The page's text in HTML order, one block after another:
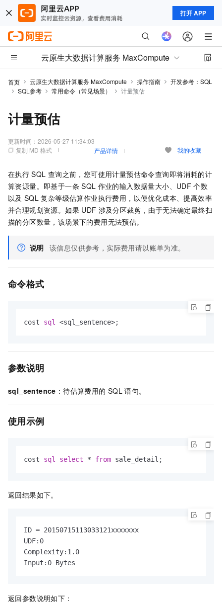
打开 APP
云原生大数据计算服务 MaxCompute
首页 云原生大数据计算服务 MaxCompute 操作指南
开发参考：SQL
SQL参考
常用命令（常见场景） 计量预估
计量预估
更新时间： 2026-05-27 11:34:03
复制 MD 格式
产品详情 我的收藏
在执行 SQL 查询之前，您可使用计量预估命令查询即将消耗的计
算资源量。即基于一条 SQL 作业的输入数据量大小、UDF 个数
以及 SQL 复杂等级估算作业执行费用，以便优化成本、提高效率
并合理规划资源。如果 UDF 涉及分区裁剪，由于无法确定最终扫
描的分区数量，该场景下的费用无法预估。
说明 该信息仅供参考，实际费用请以账单为准。
命令格式
cost sql <sql_sentence>;
参数说明
sql_sentence ：待估算费用的 SQL 语句。
使用示例
cost sql select * from sale_detail;
返回结果如下。
ID = 20150715113033121xxxxxxx
UDF:0
Complexity:1.0
Input:0 Bytes
返回参数说明如下：